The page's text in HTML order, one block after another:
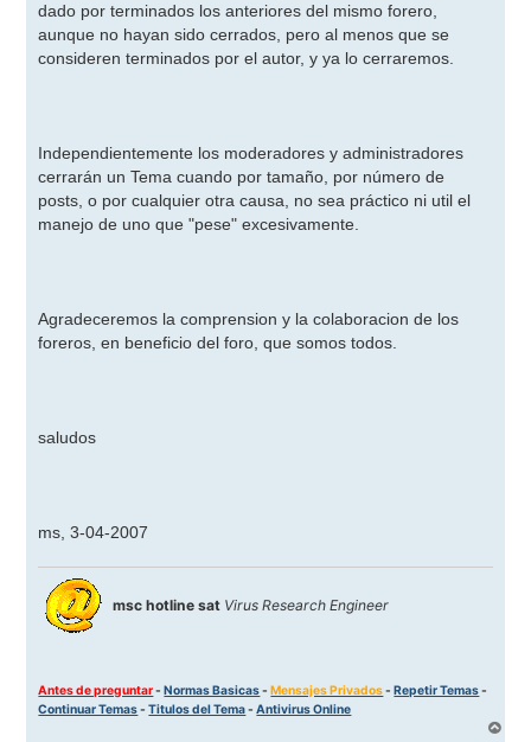
dado por terminados los anteriores del mismo forero,
aunque no hayan sido cerrados, pero al menos que se
consideren terminados por el autor, y ya lo cerraremos.
Independientemente los moderadores y administradores
cerrarán un Tema cuando por tamaño, por número de
posts, o por cualquier otra causa, no sea práctico ni util el
manejo de uno que "pese" excesivamente.
Agradeceremos la comprension y la colaboracion de los
foreros, en beneficio del foro, que somos todos.
saludos
ms, 3-04-2007
msc hotline sat Virus Research Engineer
Antes de preguntar-Normas Basicas-Mensajes Privados-Repetir Temas-
Continuar Temas-Titulos del Tema-Antivirus Online